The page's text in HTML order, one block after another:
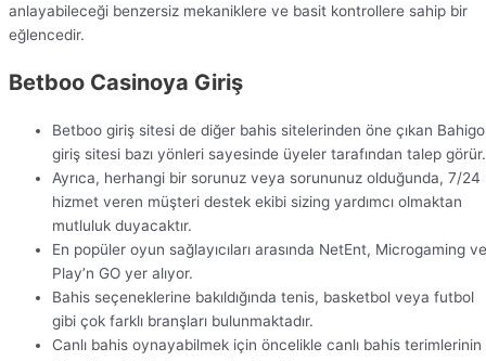
anlayabileceği benzersiz mekaniklere ve basit kontrollere sahip bir
eğlencedir.
Betboo Casinoya Giriş
Betboo giriş sitesi de diğer bahis sitelerinden öne çıkan Bahigo
giriş sitesi bazı yönleri sayesinde üyeler tarafından talep görür.
Ayrıca, herhangi bir sorunuz veya sorununuz olduğunda, 7/24
hizmet veren müşteri destek ekibi sizing yardımcı olmaktan
mutluluk duyacaktır.
En popüler oyun sağlayıcıları arasında NetEnt, Microgaming ve
Play’n GO yer alıyor.
Bahis seçeneklerine bakıldığında tenis, basketbol veya futbol
gibi çok farklı branşları bulunmaktadır.
Canlı bahis oynayabilmek için öncelikle canlı bahis terimlerinin